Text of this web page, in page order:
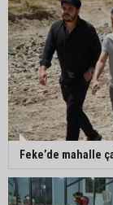
Feke’de mahalle